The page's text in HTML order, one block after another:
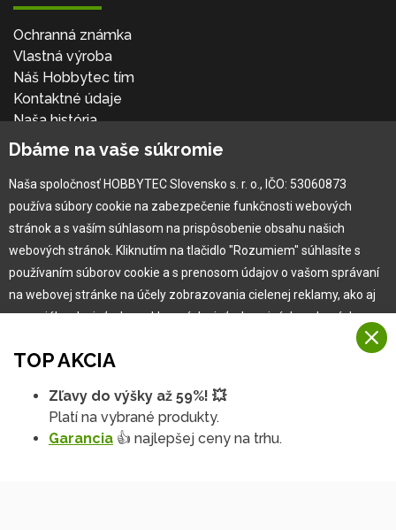
Ochranná známka
Vlastná výroba
Náš Hobbytec tím
Kontaktné údaje
Naša história
Kariéra
Pre zákazníka
Garancia najlepšej ceny
Užívateľský manuál
Obchodné podmienky
Zákazník & partner
Novinky
TOP AKCIA
Zľavy do výšky až 59%! 💥
Platí na vybrané produkty.
Garancia 👍 najlepšej ceny na trhu.
Dbáme na vaše súkromie
Naša spoločnosť HOBBYTEC Slovensko s. r. o., IČO: 53060873
používa súbory cookie na zabezpečenie funkčnosti webových
stránok a s vaším súhlasom na prispôsobenie obsahu našich
webových stránok. Kliknutím na tlačidlo "Rozumiem" súhlasíte s
používaním súborov cookie a s prenosom údajov o vašom správaní
na webovej stránke na účely zobrazovania cielenej reklamy, ako aj
na sociálnych sieťach a reklamných sieťach na iných webových
Viac informácií
Na našich webových stránkach používame niekoľko kategórií
Rozumiem